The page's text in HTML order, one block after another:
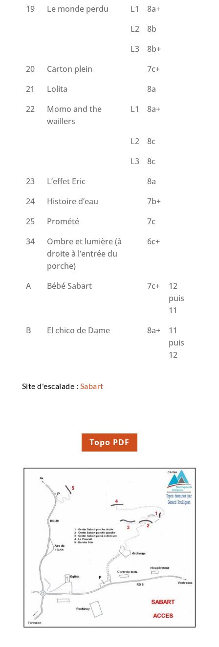
19 Le monde perdu L1
8a+
L2
8b
L3
8b+
20
Carton plein
7c+
21
Lolita
8a
22
Momo and the
waillers
L1 8a+
L2
8c
L3
8c
23
L’effet Eric
8a
24
Histoire d’eau
7b+
25
Promété
7c
34
Ombre et lumière (à
droite à l’entrée du
porche)
6c+
A Bébé Sabart 7c+
12
puis
11
B
El chico de Dame 8a+
11
puis
12
Site d'escalade : Sabart
Topo PDF